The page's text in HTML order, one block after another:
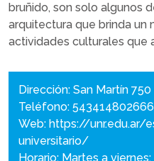
bruñido, son solo algunos
arquitectura que brinda un
actividades culturales que
Dirección: San Martín 750
Teléfono: 543414802666
Web: https://unr.edu.ar/
universitario/
Horario: Martes a